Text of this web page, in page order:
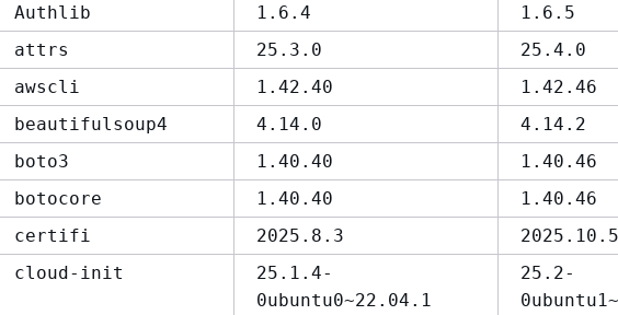
Authlib 1.6.4
1.6.5
attrs
25.3.0
25.4.0
awscli
1.42.40
1.42.46
beautifulsoup4
4.14.0
4.14.2
boto3
1.40.40
1.40.46
botocore
1.40.40
1.40.46
certifi
2025.8.3
2025.10.5
cloud-init
25.1.4-
0ubuntu0~22.04.1
25.2-